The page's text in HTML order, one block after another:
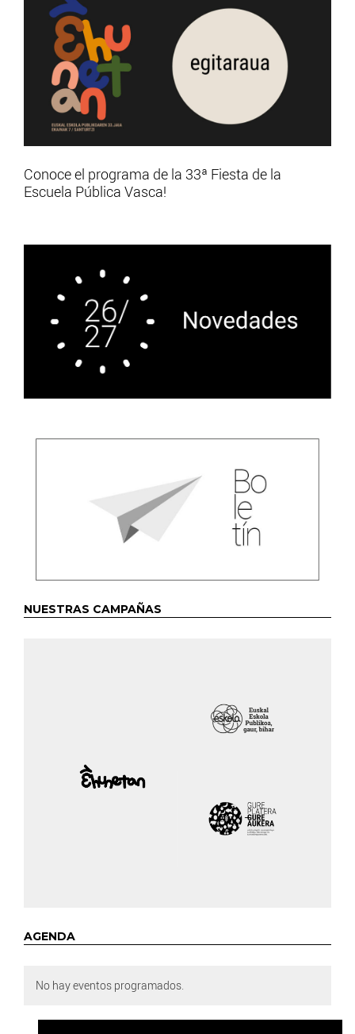
Conoce el programa de la 33ª Fiesta de la
Escuela Pública Vasca!
NUESTRAS CAMPAÑAS
AGENDA
No hay eventos programados.